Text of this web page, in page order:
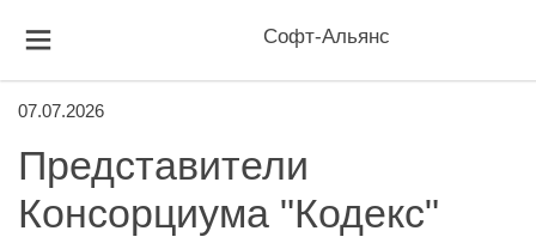
Софт-Альянс
07.07.2026
Представители
Консорциума "Кодекс"